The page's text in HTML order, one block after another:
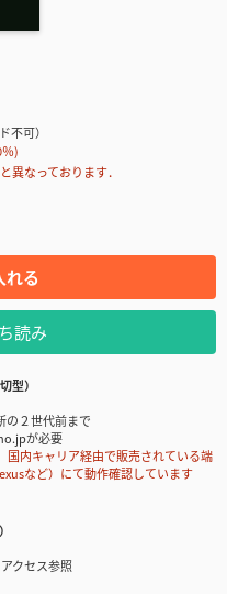
不可）
)
異なっております．
れる
読み
型）
の２世代前まで
が必要
内キャリア経由で販売されている端
など）にて動作確認しています
クセス参照